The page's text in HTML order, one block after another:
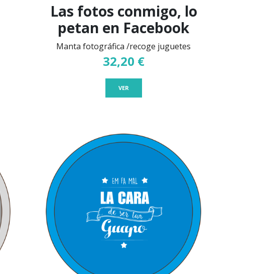
Las fotos conmigo, lo
petan en Facebook
Manta fotográfica /recoge juguetes
32,20 €
VER